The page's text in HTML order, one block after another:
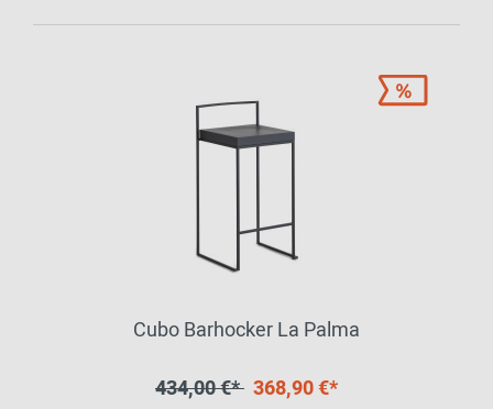
Cubo Barhocker La Palma
434,00 €* 368,90 €*